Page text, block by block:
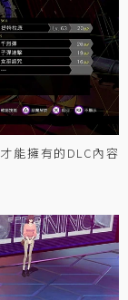
能擁有的DLC內容